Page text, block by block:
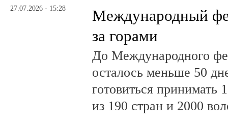
27.07.2026 - 15:28
Международный
за горами
До Международного
осталось меньше 50
готовиться принимать
из 190 стран и 2000